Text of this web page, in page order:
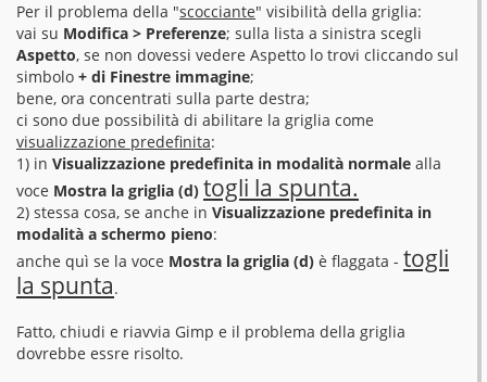
Per il problema della "scocciante" visibilità della griglia:
vai su Modifica > Preferenze; sulla lista a sinistra scegli
Aspetto, se non dovessi vedere Aspetto lo trovi cliccando sul
simbolo + di Finestre immagine;
bene, ora concentrati sulla parte destra;
ci sono due possibilità di abilitare la griglia come
visualizzazione predefinita:
1) in Visualizzazione predefinita in modalità normale alla
voce Mostra la griglia (d) togli la spunta.
2) stessa cosa, se anche in Visualizzazione predefinita in
modalità a schermo pieno:
anche quì se la voce Mostra la griglia (d) è flaggata - togli
la spunta.
Fatto, chiudi e riavvia Gimp e il problema della griglia
dovrebbe essre risolto.